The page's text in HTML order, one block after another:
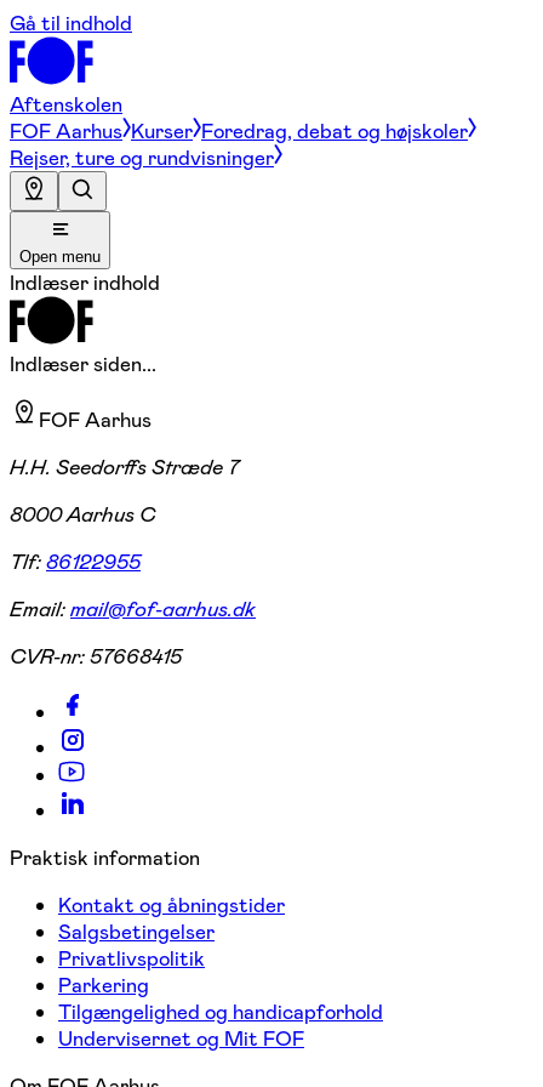
Gå til indhold
Aftenskolen
FOF Aarhus Kurser Foredrag, debat og højskoler
Rejser, ture og rundvisninger
Open menu
Indlæser indhold
Indlæser siden...
FOF Aarhus
H.H. Seedorffs Stræde 7
8000 Aarhus C
Tlf:86122955
Email:mail@fof-aarhus.dk
CVR-nr:57668415
Praktisk information
Kontakt og åbningstider
Salgsbetingelser
Privatlivspolitik
Parkering
Tilgængelighed og handicapforhold
Undervisernet og Mit FOF